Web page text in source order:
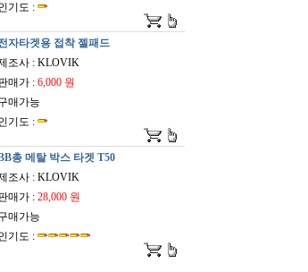
기도 :
자타겟용 접착 젤패드
조사 : KLOVIK
매가 : 6,000 원
매가능
기도 :
총 메탈 박스 타겟 T50
조사 : KLOVIK
매가 : 28,000 원
매가능
기도 :